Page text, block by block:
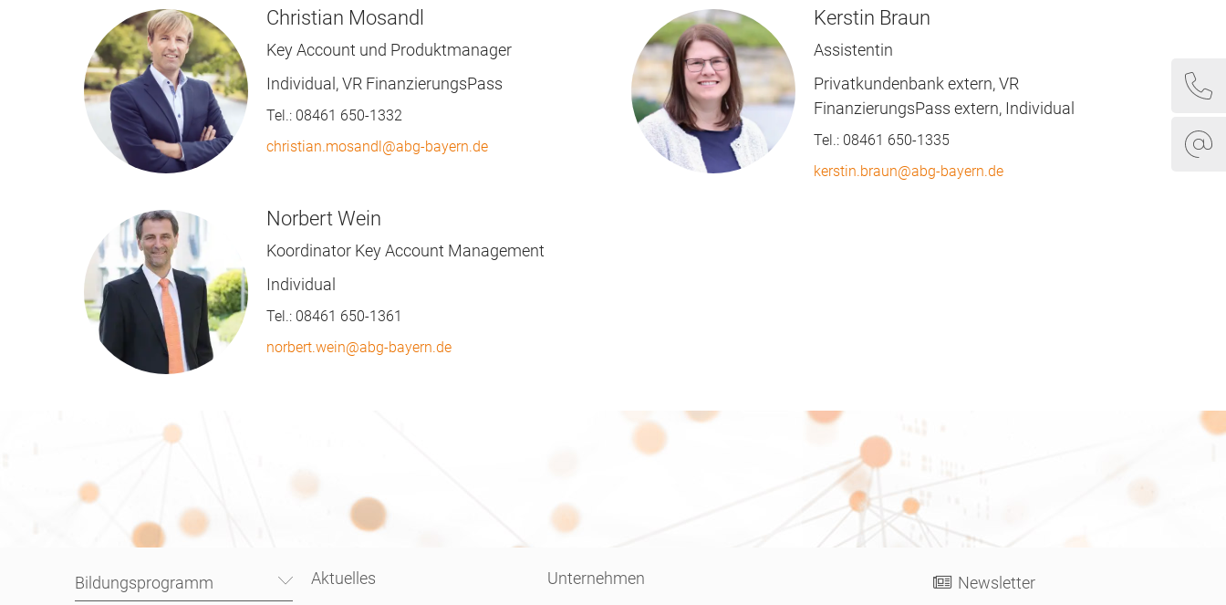
Christian Mosandl
Key Account und Produktmanager
Individual, VR FinanzierungsPass
Tel.: 08461 650-1332
christian.mosandl@abg-bayern.de
Norbert Wein
Koordinator Key Account Management
Individual
Tel.: 08461 650-1361
norbert.wein@abg-bayern.de
Kerstin Braun
Assistentin
Privatkundenbank extern, VR
FinanzierungsPass extern, Individual
Tel.: 08461 650-1335
kerstin.braun@abg-bayern.de
Bildungsprogramm Aktuelles Unternehmen Newsletter